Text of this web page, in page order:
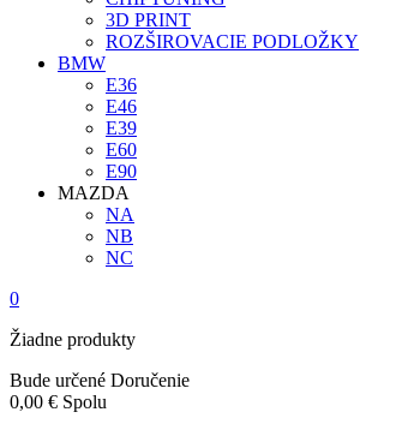
3D PRINT
ROZŠIROVACIE PODLOŽKY
BMW
E36
E46
E39
E60
E90
MAZDA
NA
NB
NC
0
Žiadne produkty
Bude určené Doručenie
0,00 € Spolu